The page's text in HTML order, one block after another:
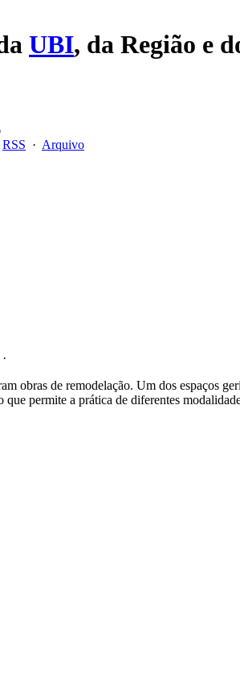
UBI, da Região e
RSS · Arquivo
obras de remodelação. Um dos espaços
permite a prática de diferentes